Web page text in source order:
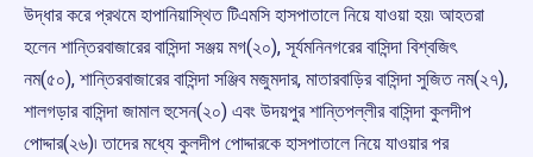
উদ্ধার করে প্রথমে হাপানিয়াস্থিত টিএমসি হাসপাতালে নিয়ে যাওয়া হয়৷ আহতরা
হলেন শান্তিরবাজারের বাসিন্দা সঞ্জয় মগ(২০), সূর্যমনিনগরের বাসিন্দা বিশ্বজিৎ
নম(৫০), শান্তিরবাজারের বাসিন্দা সঞ্জিব মজুমদার, মাতারবাড়ির বাসিন্দা সুজিত নম(২৭),
শালগড়ার বাসিন্দা জামাল হুসেন(২০) এবং উদয়পুর শান্তিপল্লীর বাসিন্দা কুলদীপ
পোদ্দার(২৬)৷ তাদের মধ্যে কুলদীপ পোদ্দারকে হাসপাতালে নিয়ে যাওয়ার পর